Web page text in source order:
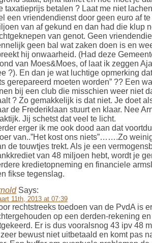
taxatieprijs betalen ? Laat me niet
een vriendendienst door geen euro af
van af gekund en dan had die klup
van genot. Geen
geen bal wat zaken doen is en
hij onwaarheid. (Had deze
van Moes&Moes, of laat ik zeggen
?). En dan je wat luchtige opmerking
gerepareerd moeten worden” ?? Een
bij een club die misschien weer niet
? Zo gemakkelijk is dat niet. Je doet
de Frederiklaan stuurt en klaar. Nee
Jij schetst dat veel te licht.
erger ik me ook dood aan dat
van..”Het kost ons niets”…….Zo
de touwtjes trekt. Als je een
van 48 miljoen hebt, wordt je
kredietopneming en financiele
fikse tegenslag.
Says:
11th, 2013 at 07:39
rechtstreeks toedoen van de PvdA is
op een derden-rekening
Er is dus vooralsnog 43 ipv 48
bewust niet uitbetaald en komt pas